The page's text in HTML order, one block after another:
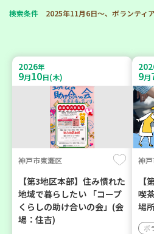
検索条件 2025年11月6日～、ボランティ
2026年
9月10日(木)
神戸市東灘区
【第3地区本部】住み慣れた
地域で暮らしたい 「コープ
くらしの助け合いの会」(会
場：住吉)
9月
神
【
喫
場
ボ